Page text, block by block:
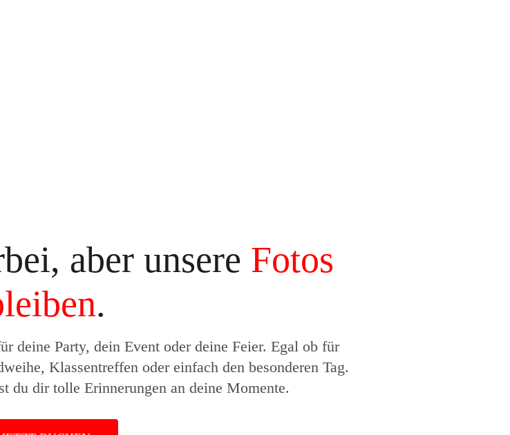
aber unsere Fotos
.
deine Party, dein Event oder deine Feier. Egal ob für
Klassentreffen oder einfach den besonderen Tag.
du dir tolle Erinnerungen an deine Momente.